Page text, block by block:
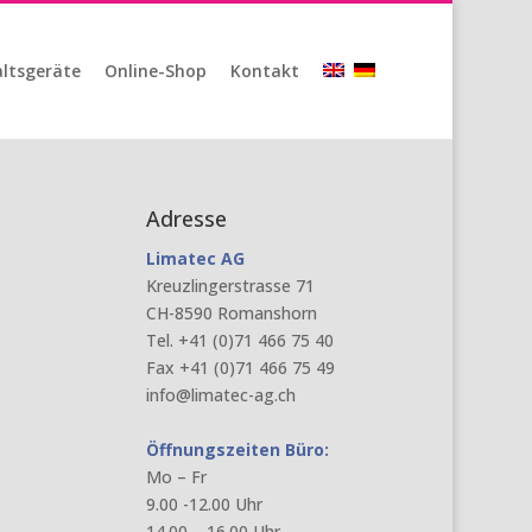
Online-Shop Kontakt
Adresse
Limatec AG
Kreuzlingerstrasse 71
CH-8590 Romanshorn
Tel. +41 (0)71 466 75 40
Fax +41 (0)71 466 75 49
info@limatec-ag.ch
Öffnungszeiten Büro:
Mo – Fr
9.00 -12.00 Uhr